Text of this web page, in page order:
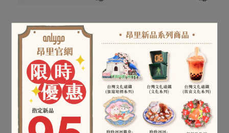
轉轉動物園徽章 - 小貓熊
款
NT$199
加入購物車
轉轉動物園徽章 - 水豚款
加入購物車